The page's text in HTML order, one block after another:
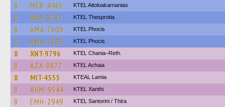
8 MEB-4961 KTEL Aitoloakarnanias
8 HNA-9747 KTEL Thesprotia
8 AMA-7609 ΚΤΕL Phocis
8 AMA-7305 ΚΤΕL Phocis
8 XNT-9796 KTEL Chania–Reth.
8 AZA-8877 KTEL Achaia
8 MIT-4555 KTEAL Lamia
8 AHM-9544 KTEL Xanthi
8 EMH-2949 KTEL Santorini / Thira